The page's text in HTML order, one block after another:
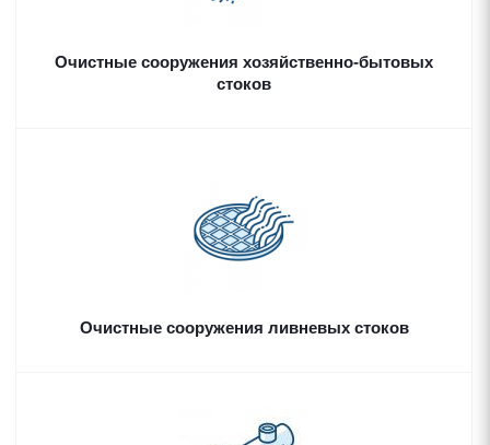
Очистные сооружения хозяйственно-бытовых
стоков
Очистные сооружения ливневых стоков